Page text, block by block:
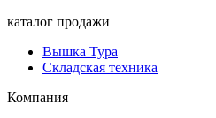
каталог продажи
Вышка Тура
Складская техника
Компания